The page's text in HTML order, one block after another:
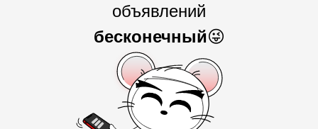
объявлений
бесконечный😜